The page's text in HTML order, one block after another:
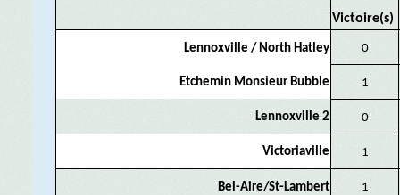
Victoire(s)
Lennoxville / North Hatley 0
Etchemin Monsieur Bubble 1
Lennoxville 2 0
Victoriaville 1
Bel-Aire/St-Lambert 1